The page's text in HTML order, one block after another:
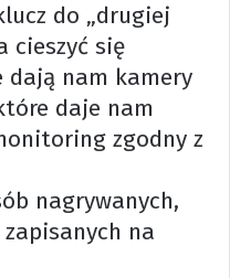
do „drugiej
cieszyć się
dają nam kamery
daje nam
zgodny z
nagrywanych,
na